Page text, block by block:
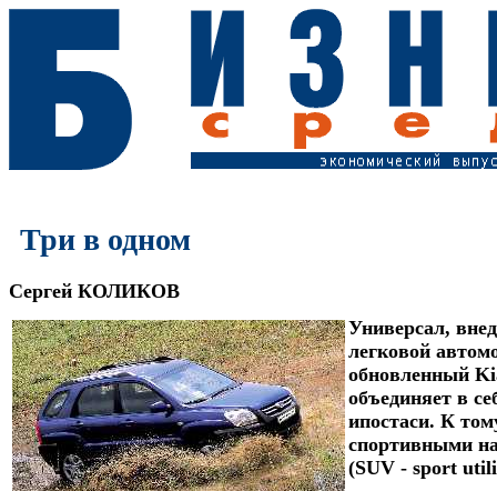
Три в одном
Сергей КОЛИКОВ
Универсал,
легковой
обновленный
объединяет в
ипостаси. К
спортивными
(SUV - sport